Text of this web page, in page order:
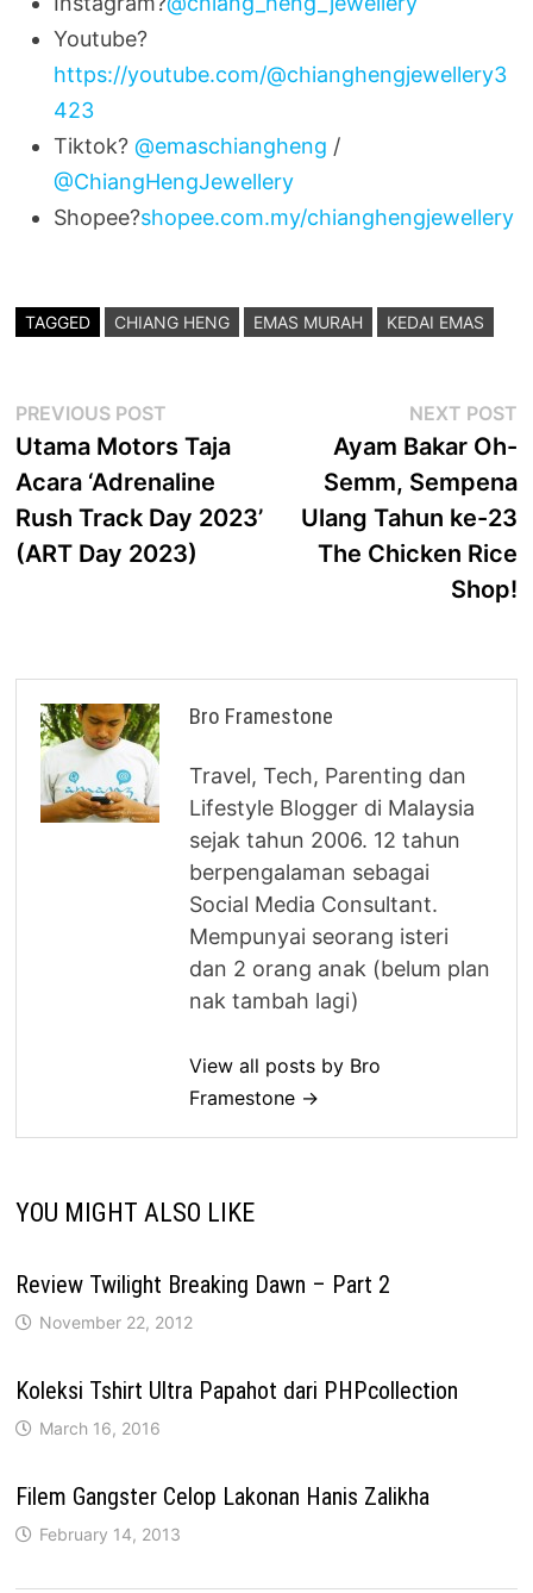
Youtube?
https://youtube.com/@chianghengjewellery3
423
Tiktok?@emaschiangheng /
@ChiangHengJewellery
Shopee?shopee.com.my/chianghengjewellery
TAGGED CHIANG HENG EMAS MURAH KEDAI EMAS
Post
navigation
PREVIOUS POST
post:
Utama Motors Taja
Acara ‘Adrenaline
Rush Track Day 2023’
(ART Day 2023)
NEXT POST
Ayam Bakar Oh-
Semm, Sempena
Ulang Tahun ke-23
The Chicken Rice
Shop!
Bro Framestone
Travel, Tech, Parenting dan
Lifestyle Blogger di Malaysia
sejak tahun 2006. 12 tahun
berpengalaman sebagai
Social Media Consultant.
Mempunyai seorang isteri
dan 2 orang anak (belum plan
nak tambah lagi)
View all posts by Bro
Framestone →
YOU MIGHT ALSO LIKE
Review Twilight Breaking Dawn – Part 2
November 22, 2012
Koleksi Tshirt Ultra Papahot dari PHPcollection
March 16, 2016
Filem Gangster Celop Lakonan Hanis Zalikha
February 14, 2013